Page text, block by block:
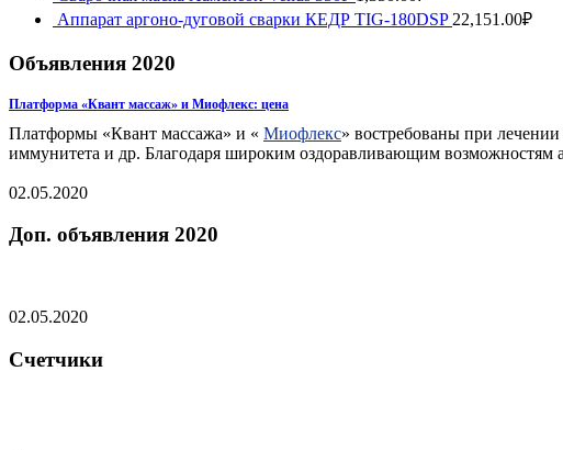
Аппарат аргоно-дуговой сварки КЕДР TIG-180DSP 22,151.00₽
Объявления 2020
Платформа «Квант массаж» и Миофлекс: цена
Платформы «Квант массажа» и « Миофлекс» востребованы при
иммунитета и др. Благодаря широким оздоравливающим возможностям
02.05.2020
Доп. объявления 2020
02.05.2020
Счетчики